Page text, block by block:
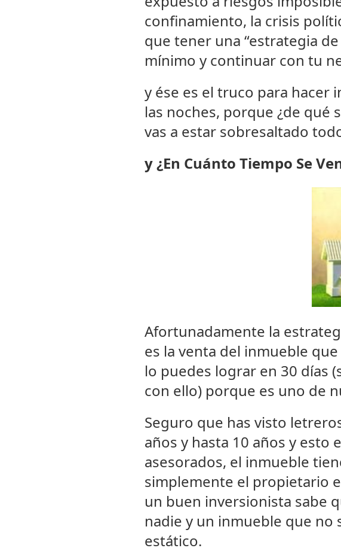
confinamiento, la crisis
que tener una “estrategia
mínimo y continuar con tu
y ése es el truco para hacer
las noches, porque ¿de qué
vas a estar sobresaltado
y ¿En Cuánto Tiempo Se
Afortunadamente la
es la venta del inmueble
lo puedes lograr en 30 días
con ello) porque es uno de
Seguro que has visto
años y hasta 10 años y
asesorados, el inmueble
simplemente el propietario
un buen inversionista sabe
nadie y un inmueble que no
estático.